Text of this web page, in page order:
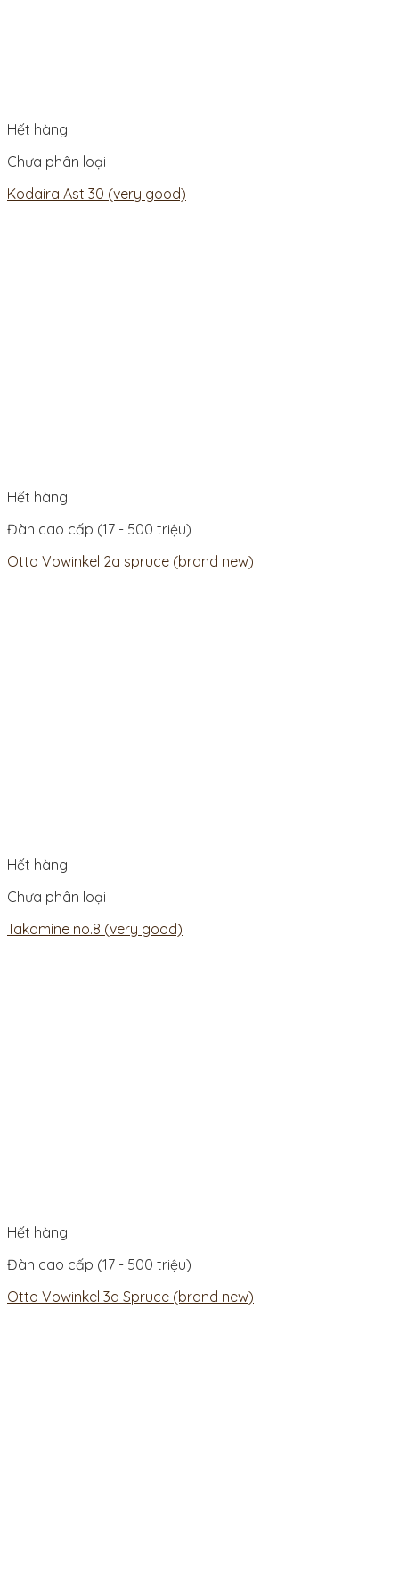
Hết hàng
Chưa phân loại
Kodaira Ast 30 (very good)
Hết hàng
Đàn cao cấp (17 - 500 triệu)
Otto Vowinkel 2a spruce (brand new)
Hết hàng
Chưa phân loại
Takamine no.8 (very good)
Hết hàng
Đàn cao cấp (17 - 500 triệu)
Otto Vowinkel 3a Spruce (brand new)